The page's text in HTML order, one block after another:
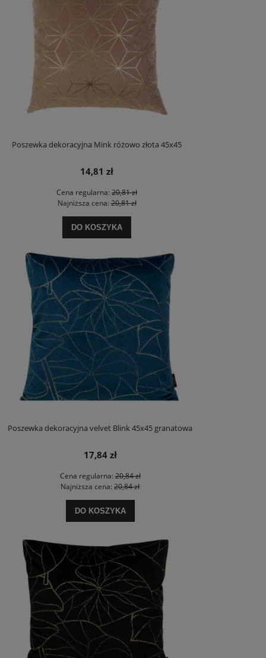
Poszewka dekoracyjna Mink różowo złota 45x45
14,81 zł
Cena regularna: 20,81 zł
Najniższa cena:20,81 zł
DO KOSZYKA
Poszewka dekoracyjna velvet Blink 45x45 granatowa
17,84 zł
Cena regularna:20,84 zł
Najniższa cena: 20,84 zł
DO KOSZYKA